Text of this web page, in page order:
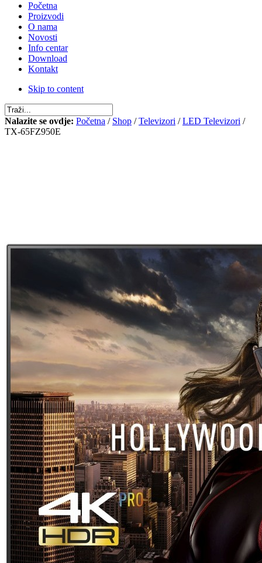
Početna
Proizvodi
O nama
Novosti
Info centar
Download
Kontakt
Skip to content
Nalazite se ovdje: Početna / Shop /Televizori /LED Televizori /
TX-65FZ950E